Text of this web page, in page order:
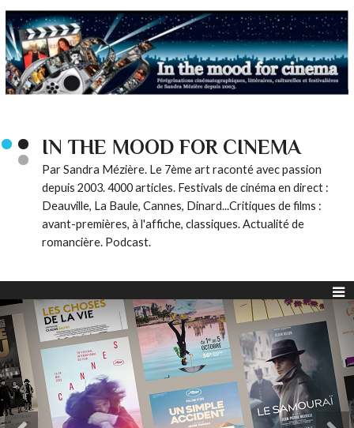
IN THE MOOD FOR CINEMA
Par Sandra Mézière. Le 7ème art raconté avec passion
depuis 2003. 4000 articles. Festivals de cinéma en direct :
Deauville, La Baule, Cannes, Dinard...Critiques de films :
avant-premières, à l'affiche, classiques. Actualité de
romancière. Podcast.